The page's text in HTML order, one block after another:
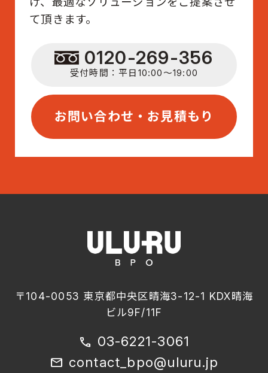
て頂きます。
0120-269-356
受付時間：平日10:00〜19:00
お問い合わせ・お見積もり
〒104-0053 東京都中央区晴海3-12-1 KDX晴海
ビル9F/11F
call 03-6221-3061
mail contact_bpo@uluru.jp